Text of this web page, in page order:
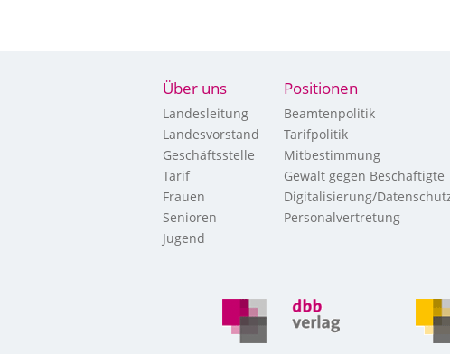
Über uns
Landesleitung
Landesvorstand
Geschäftsstelle
Tarif
Frauen
Senioren
Jugend
Positionen
Beamtenpolitik
Tarifpolitik
Mitbestimmung
Gewalt gegen Beschäftigte
Digitalisierung/
Personalvertretung